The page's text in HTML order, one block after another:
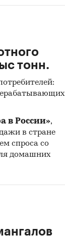
тонн.
в России»,
в стране
спроса со
домашних